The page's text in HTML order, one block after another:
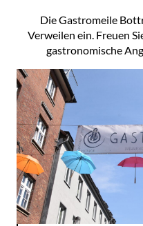
Die Gastromeile
Verweilen ein. Freuen
gastronomische